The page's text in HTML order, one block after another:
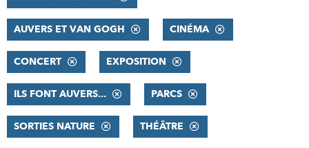
AUVERS ET VAN GOGH CINÉMA
CONCERT EXPOSITION
ILS FONT AUVERS... PARCS
SORTIES NATURE THÉÂTRE